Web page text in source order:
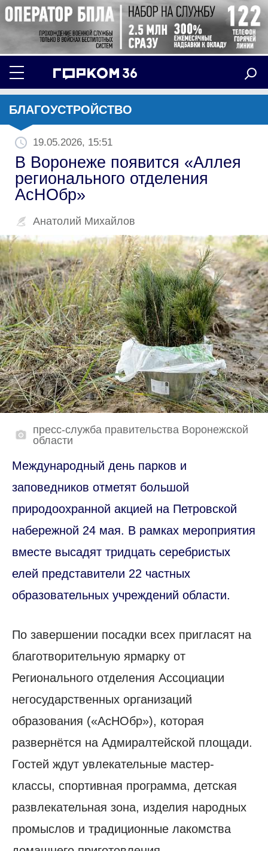
БЛАГОУСТРОЙСТВО
19.05.2026, 15:51
В Воронеже появится «Аллея
регионального отделения
АсНОбр»
Анатолий Михайлов
пресс-служба правительства Воронежской
области
Международный день парков и
заповедников отметят большой
природоохранной акцией на Петровской
набережной 24 мая. В рамках мероприятия
вместе высадят тридцать серебристых
елей представители 22 частных
образовательных учреждений области.
По завершении посадки всех пригласят на
благотворительную ярмарку от
Регионального отделения Ассоциации
негосударственных организаций
образования («АсНОбр»), которая
развернётся на Адмиралтейской площади.
Гостей ждут увлекательные мастер-
классы, спортивная программа, детская
развлекательная зона, изделия народных
промыслов и традиционные лакомства